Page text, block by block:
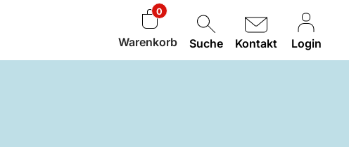
0
Warenkorb Suche Kontakt Login